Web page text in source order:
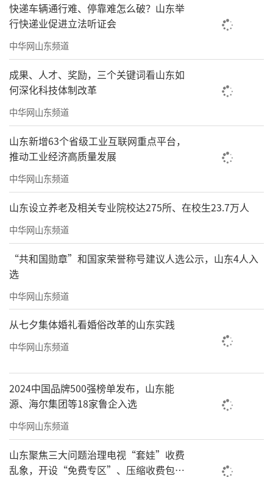
快递车辆通行难、停靠难怎么破？山东举
行快递业促进立法听证会
中华网山东频道
成果、人才、奖励，三个关键词看山东如
何深化科技体制改革
中华网山东频道
山东新增63个省级工业互联网重点平台，
推动工业经济高质量发展
中华网山东频道
山东设立养老及相关专业院校达275所、在校生23.7万人
中华网山东频道
“共和国勋章”和国家荣誉称号建议人选公示，山东4人入
选
中华网山东频道
从七夕集体婚礼看婚俗改革的山东实践
中华网山东频道
2024中国品牌500强榜单发布，山东能
源、海尔集团等18家鲁企入选
中华网山东频道
山东聚焦三大问题治理电视“套娃”收费
乱象，开设“免费专区”、压缩收费包比